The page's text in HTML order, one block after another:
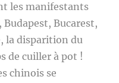
les manifestants
Budapest, Bucarest,
la disparition du
de cuiller à pot !
chinois se